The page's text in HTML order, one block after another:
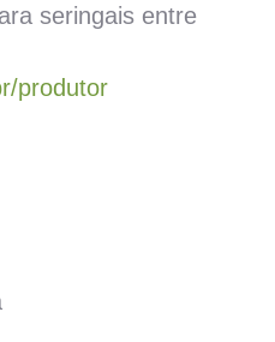
seringais entre
produtor